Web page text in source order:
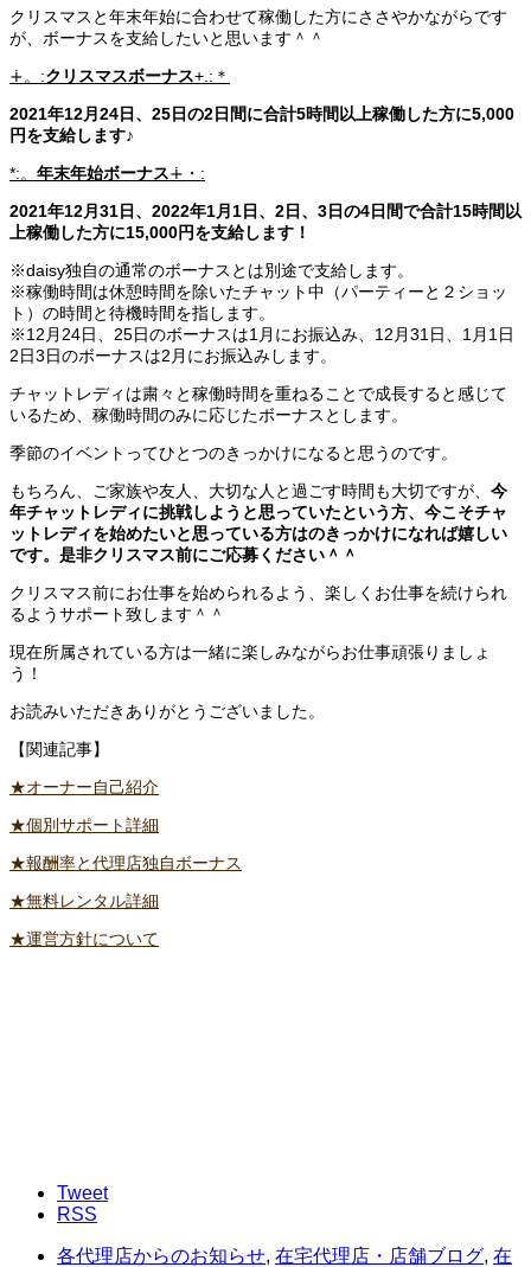
クリスマスと年末年始に合わせて稼働した方にささやかながらです
が、ボーナスを支給したいと思います＾＾
∔。:クリスマスボーナス+.:＊
2021年12月24日、25日の2日間に合計5時間以上稼働した方に5,000
円を支給します♪
*:。 年末年始ボーナス∔・:
2021年12月31日、2022年1月1日、2日、3日の4日間で合計15時間以
上稼働した方に15,000円を支給します！
※daisy独自の通常のボーナスとは別途で支給します。
※稼働時間は休憩時間を除いたチャット中（パーティーと２ショッ
ト）の時間と待機時間を指します。
※12月24日、25日のボーナスは1月にお振込み、12月31日、1月1日
2日3日のボーナスは2月にお振込みします。
チャットレディは粛々と稼働時間を重ねることで成長すると感じて
いるため、稼働時間のみに応じたボーナスとします。
季節のイベントってひとつのきっかけになると思うのです。
もちろん、ご家族や友人、大切な人と過ごす時間も大切ですが、 今
年チャットレディに挑戦しようと思っていたという方、今こそチャ
ットレディを始めたいと思っている方はのきっかけになれば嬉しい
です。是非クリスマス前にご応募ください＾＾
クリスマス前にお仕事を始められるよう、楽しくお仕事を続けられ
るようサポート致します＾＾
現在所属されている方は一緒に楽しみながらお仕事頑張りましょ
う！
お読みいただきありがとうございました。
【関連記事】
★オーナー自己紹介
★個別サポート詳細
★報酬率と代理店独自ボーナス
★無料レンタル詳細
★運営方針について
Tweet
RSS
各代理店からのお知らせ, 在宅代理店・店舗ブログ, 在